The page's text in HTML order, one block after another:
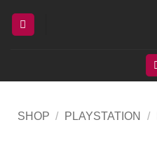
Inhalt
SHOP / PLAYSTATION /